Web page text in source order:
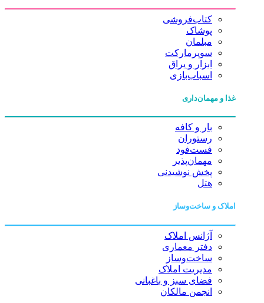
کتاب‌فروشی
پوشاک
مبلمان
سوپرمارکت
ابزار و یراق
اسباب‌بازی
غذا و مهمان‌داری
بار و کافه
رستوران
فست‌فود
مهمان‌پذیر
پخش نوشیدنی
هتل
املاک و ساخت‌وساز
آژانس املاک
دفتر معماری
ساخت‌وساز
مدیریت املاک
فضای سبز و باغبانی
انجمن مالکان